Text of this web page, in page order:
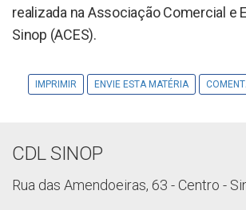
realizada na Associação Comercial e
Sinop (ACES).
IMPRIMIR ENVIE ESTA MATÉRIA
CDL SINOP
Rua das Amendoeiras, 63 - Centro -